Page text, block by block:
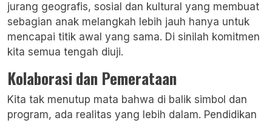
jurang geografis, sosial dan kultural yang membuat
sebagian anak melangkah lebih jauh hanya untuk
mencapai titik awal yang sama. Di sinilah komitmen
kita semua tengah diuji.
Kolaborasi dan Pemerataan
Kita tak menutup mata bahwa di balik simbol dan
program, ada realitas yang lebih dalam. Pendidikan